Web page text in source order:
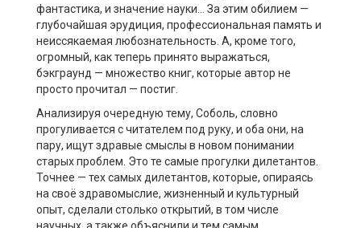
фантастика, и значение науки… За этим обилием —
глубочайшая эрудиция, профессиональная память и
неиссякаемая любознательность. А, кроме того,
огромный, как теперь принято выражаться,
бэкграунд — множество книг, которые автор не
просто прочитал — постиг.
Анализируя очередную тему, Соболь, словно
прогуливается с читателем под руку, и оба они, на
пару, ищут здравые смыслы в новом понимании
старых проблем. Это те самые прогулки дилетантов.
Точнее — тех самых дилетантов, которые, опираясь
на своё здравомыслие, жизненный и культурный
опыт, сделали столько открытий, в том числе